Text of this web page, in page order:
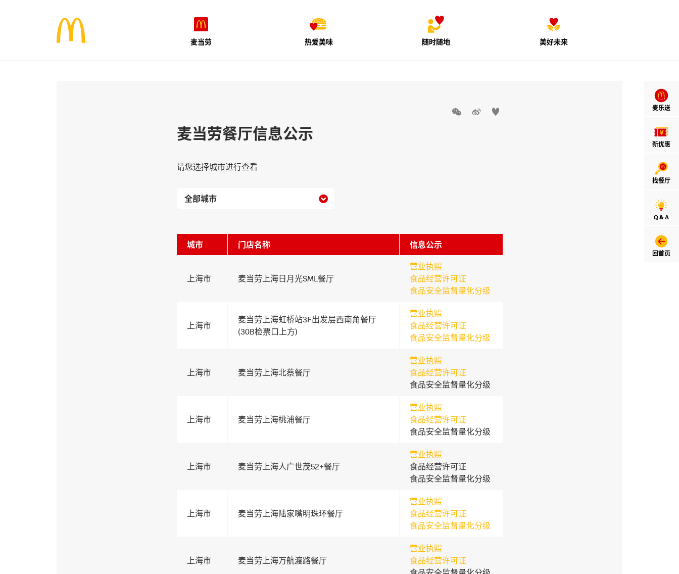
麦当劳 热爱美味 随时随地 美好未来
麦乐送
新优惠
找餐厅
Q & A
回首页
  
麦当劳餐厅信息公示
请您选择城市进行查看

城市 门店名称 信息公示
上海市 麦当劳上海日月光SML餐厅
营业执照
食品经营许可证
食品安全监督量化分级
上海市
麦当劳上海虹桥站3F出发层西南角餐厅
(30B检票口上方)
营业执照
食品经营许可证
食品安全监督量化分级
上海市 麦当劳上海北蔡餐厅
营业执照
食品经营许可证
食品安全监督量化分级
上海市 麦当劳上海桃浦餐厅
营业执照
食品经营许可证
食品安全监督量化分级
上海市 麦当劳上海人广世茂52+餐厅
营业执照
食品经营许可证
食品安全监督量化分级
上海市 麦当劳上海陆家嘴明珠环餐厅
营业执照
食品经营许可证
食品安全监督量化分级
上海市 麦当劳上海万航渡路餐厅
营业执照
食品经营许可证